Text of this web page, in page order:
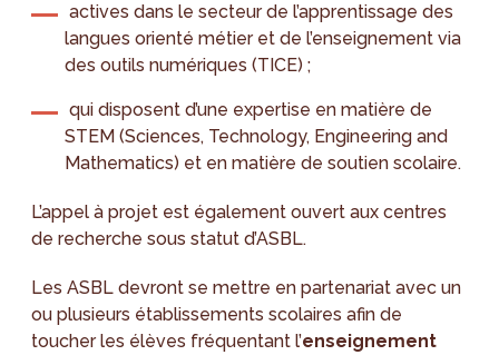
actives dans le secteur de l’apprentissage des
langues orienté métier et de l’enseignement via
des outils numériques (TICE) ;
qui disposent d’une expertise en matière de
STEM (Sciences, Technology, Engineering and
Mathematics) et en matière de soutien scolaire.
L’appel à projet est également ouvert aux centres
de recherche sous statut d’ASBL.
Les ASBL devront se mettre en partenariat avec un
ou plusieurs établissements scolaires afin de
toucher les élèves fréquentant l’enseignement